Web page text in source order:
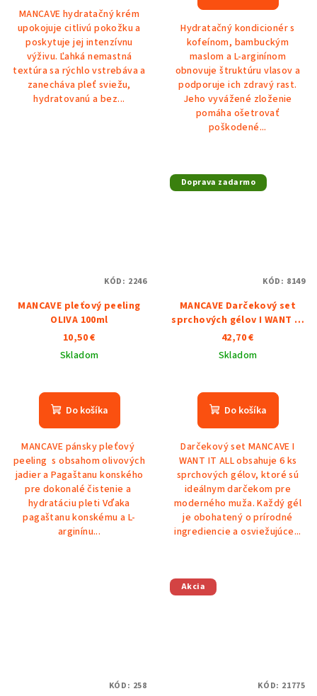
MANCAVE hydratačný krém
upokojuje citlivú pokožku a
poskytuje jej intenzívnu
výživu. Ľahká nemastná
textúra sa rýchlo vstrebáva a
zanecháva pleť sviežu,
hydratovanú a bez...
Hydratačný kondicionér s
kofeínom, bambuckým
maslom a L-arginínom
obnovuje štruktúru vlasov a
podporuje ich zdravý rast.
Jeho vyvážené zloženie
pomáha ošetrovať
poškodené...
MANCAVE pleťový peeling
OLIVA 100ml
10,50 €
Skladom
Do košíka
MANCAVE pánsky pleťový
peeling s obsahom olivových
jadier a Pagaštanu konského
pre dokonalé čistenie a
hydratáciu pleti Vďaka
pagaštanu konskému a L-
arginínu...
KÓD: 2246
Doprava zadarmo
MANCAVE Darčekový set
sprchových gélov I WANT IT
ALL
42,70 €
Skladom
Do košíka
Darčekový set MANCAVE I
WANT IT ALL obsahuje 6 ks
sprchových gélov, ktoré sú
ideálnym darčekom pre
moderného muža. Každý gél
je obohatený o prírodné
ingrediencie a osviežujúce...
KÓD: 8149
KÓD: 258
Akcia
KÓD: 21775